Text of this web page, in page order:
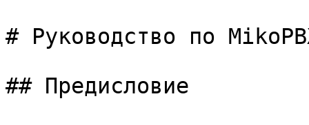
# Руководство по
## Предисловие